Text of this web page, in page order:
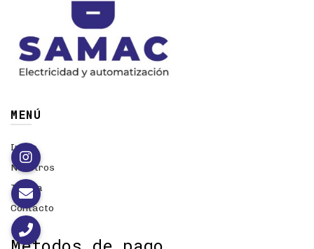
MENÚ
Inicio
Nosotros
Tienda
Contacto